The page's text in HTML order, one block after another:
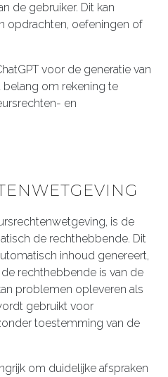
de gebruiker. Dit kan
opdrachten, oefeningen of
voor de generatie van
belang om rekening te
en
is de
de rechthebbende. Dit
inhoud genereert,
rechthebbende is van de
problemen opleveren als
gebruikt voor
toestemming van de
om duidelijke afspraken